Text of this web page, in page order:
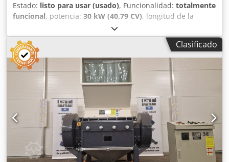
Estado: listo para usar (usado), Funcionalidad: totalmente
funcional, potencia: 30 kW (40,79 CV), longitud de la
600 mm, anchura de la abertura de
llenado:500 mm, diámetro del rotor:400 mm, ancho del
rotor:600 mm
, Sin precio mínimo: ¡venta garantizada al
precio más alto! Crodpezdf Dnsfx Ahaef La máquina ha
sido completamente reacondicionada. Robusta trituradora
con un rendimiento excepcional. DETALLES TÉCNICOS
Número de cuchillas del rotor: 5 Número de cuchillas del
estator: 2 Ancho del rotor: 600 mm Diámetro del rotor: 400
mm Abertura de entrada (ancho x largo): 500 x 600 mm
DETALLES DE LA MÁQUINA Potencia del motor: 30 kW
Adecuada para: procesamiento de plásticos, reciclaje y
recuperación de materiales El tamaño del tamiz se puede
adaptar a las necesidades del cliente.
Clasificado